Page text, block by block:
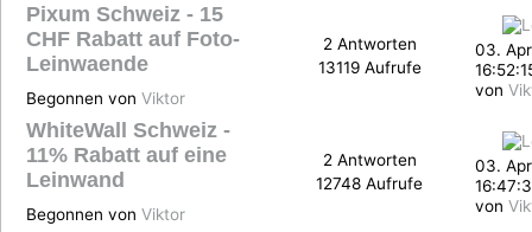
Pixum Schweiz - 15
CHF Rabatt auf Foto-
Leinwaende
Begonnen von Viktor
2 Antworten
13119 Aufrufe
03.
von
WhiteWall Schweiz -
11% Rabatt auf eine
Leinwand
Begonnen von Viktor
2 Antworten
12748 Aufrufe
03.
von